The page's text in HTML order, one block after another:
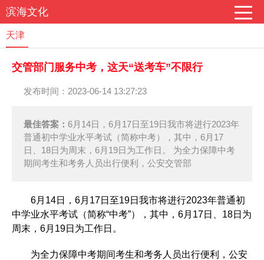
滨海文化
天津
交管部门服务中考，这天“送考车”不限行
发布时间：2023-06-14 13:27:23
最佳答案： 6月14日，6月17日至19日我市将进行2023年
普通初中学业水平考试（简称中考），其中，6月17
日、18日为周末，6月19日为工作日。 为全力保障中考
期间考生和考务人员出行便利，公安交管部
6月14日，6月17日至19日我市将进行2023年普通初
中学业水平考试（简称“中考”），其中，6月17日、18日为
周末，6月19日为工作日。
为全力保障中考期间考生和考务人员出行便利，公安